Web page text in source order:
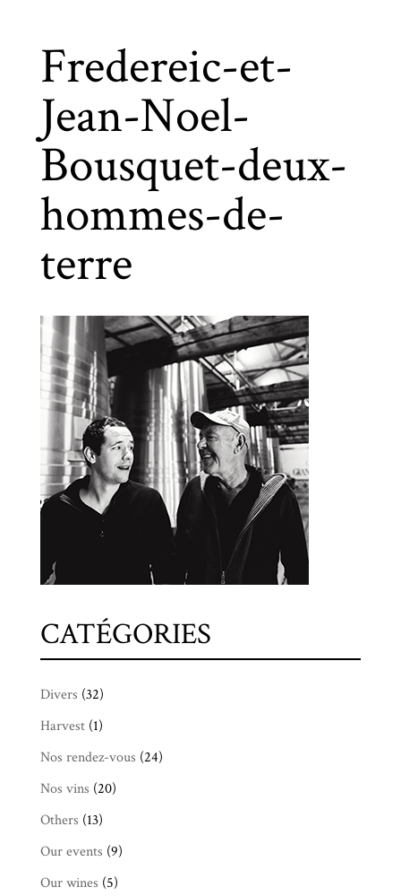
Fredereic-et-
Jean-Noel-
Bousquet-deux-
hommes-de-
terre
CATÉGORIES
Divers (32)
Harvest(1)
Nos rendez-vous (24)
Nos vins (20)
Others (13)
Our events (9)
Our wines (5)